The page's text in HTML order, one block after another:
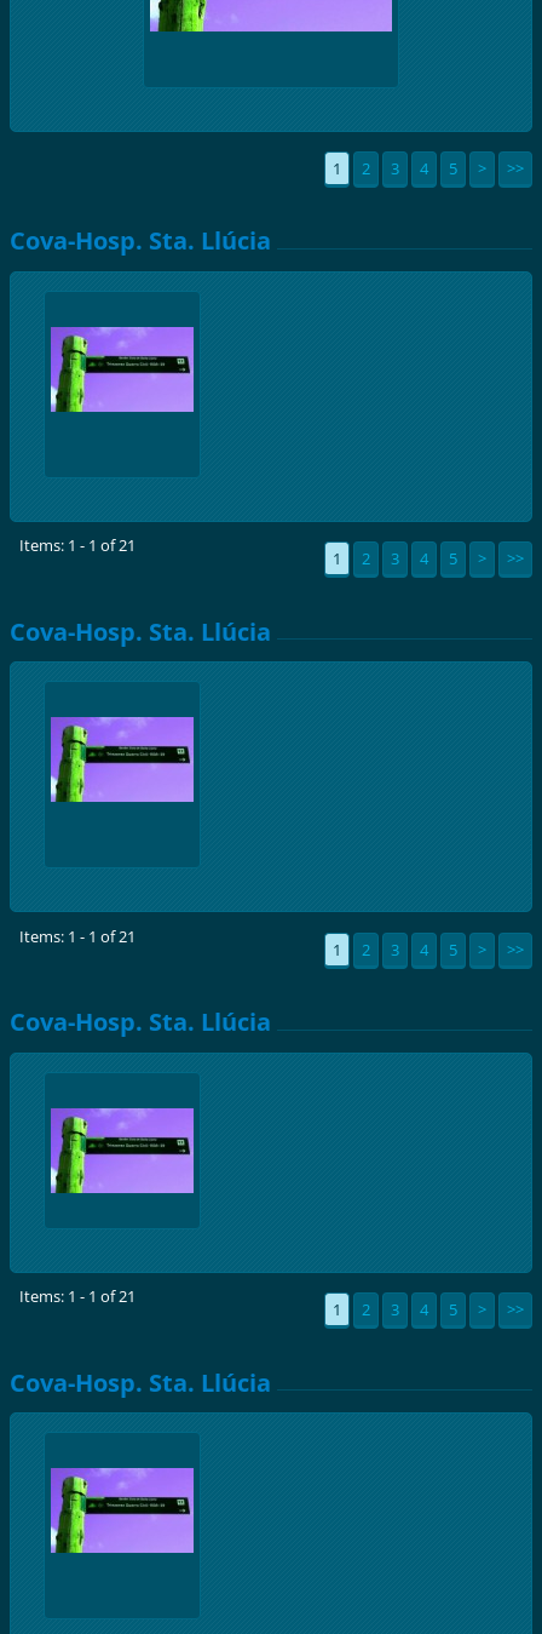
1 2 3 4 5 > >>
Cova-Hosp. Sta. Llúcia
Items: 1 - 1 of 21
1 2 3 4 5 > >>
Cova-Hosp. Sta. Llúcia
Items: 1 - 1 of 21
1 2 3 4 5 > >>
Cova-Hosp. Sta. Llúcia
Items: 1 - 1 of 21
1 2 3 4 5 > >>
Cova-Hosp. Sta. Llúcia